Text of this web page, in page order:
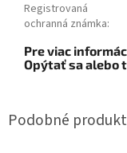
Registrovaná
ochranná známka:
Pre viac
Opýtať saalebo